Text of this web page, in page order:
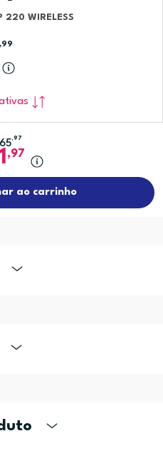
220 WIRELESS
,99
65,97
,97
ao carrinho